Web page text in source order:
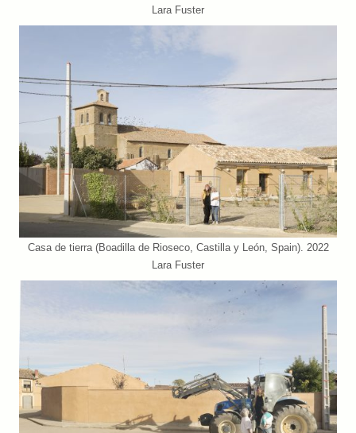
Lara Fuster
Casa de tierra (Boadilla de Rioseco, Castilla y León, Spain). 2022
Lara Fuster